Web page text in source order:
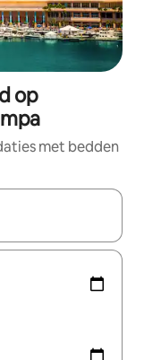
op
met bedden
maak je een keuze